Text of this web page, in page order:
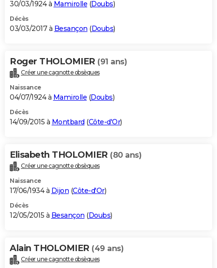
30/03/1924 à Mamirolle (Doubs)
Décès
03/03/2017 à Besançon (Doubs)
Roger THOLOMIER (91 ans)
Créer une cagnotte obsèques
Naissance
04/07/1924 à Mamirolle (Doubs)
Décès
14/09/2015 à Montbard (Côte-d'Or)
Elisabeth THOLOMIER (80 ans)
Créer une cagnotte obsèques
Naissance
17/06/1934 à Dijon (Côte-d'Or)
Décès
12/05/2015 à Besançon (Doubs)
Alain THOLOMIER (49 ans)
Créer une cagnotte obsèques